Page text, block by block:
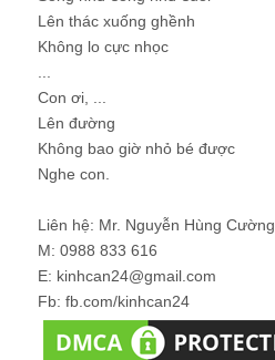
Lên thác xuống ghềnh
Không lo cực nhọc
Con ơi, ...
Lên đường
Không bao giờ nhỏ bé được
Nghe con.
Liên hệ: Mr. Nguyễn Hùng Cường
M: 0988 833 616
E: kinhcan24@gmail.com
Fb: fb.com/kinhcan24